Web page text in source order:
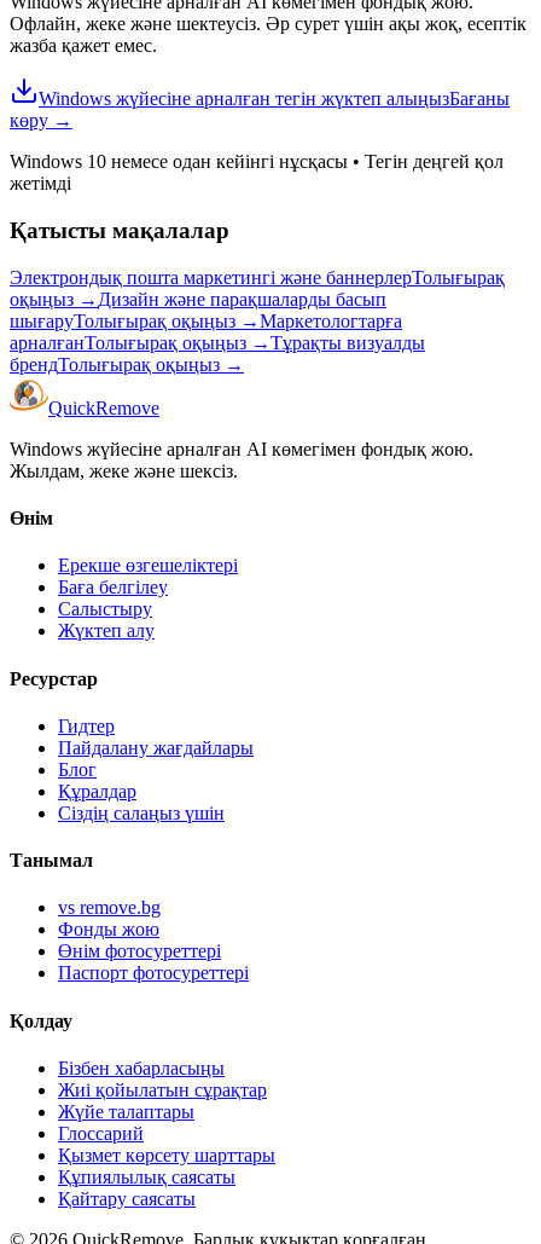
Офлайн, жеке және шектеусіз. Әр сурет үшін ақы жоқ, есептік
жазба қажет емес.
Windows жүйесіне арналған тегін жүктеп алыңызБағаны
көру →
Windows 10 немесе одан кейінгі нұсқасы • Тегін деңгей қол
жетімді
Қатысты мақалалар
Электрондық пошта маркетингі және баннерлерТолығырақ
оқыңыз → Дизайн және парақшаларды басып
шығаруТолығырақ оқыңыз →Маркетологтарға
арналғанТолығырақ оқыңыз →Тұрақты визуалды
брендТолығырақ оқыңыз →
QuickRemove
Windows жүйесіне арналған AI көмегімен фондық жою.
Жылдам, жеке және шексіз.
Өнім
Ерекше өзгешеліктері
Баға белгілеу
Салыстыру
Жүктеп алу
Ресурстар
Гидтер
Пайдалану жағдайлары
Блог
Құралдар
Сіздің салаңыз үшін
Танымал
vs remove.bg
Фонды жою
Өнім фотосуреттері
Паспорт фотосуреттері
Қолдау
Бізбен хабарласыңы
Жиі қойылатын сұрақтар
Жүйе талаптары
Глоссарий
Қызмет көрсету шарттары
Құпиялылық саясаты
Қайтару саясаты
© 2026 QuickRemove. Барлық құқықтар қорғалған.